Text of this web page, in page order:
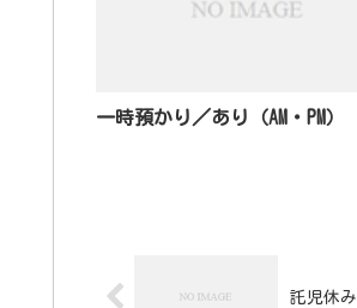
一時預かり／あり（AM・PM）
託児休み